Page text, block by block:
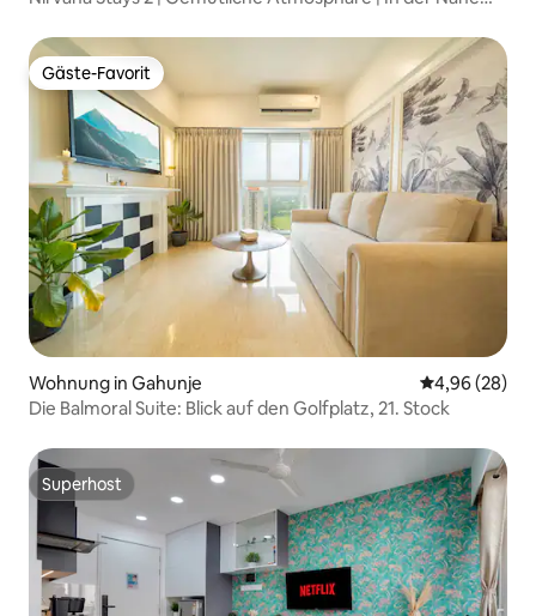
Gäste-Favorit
Gäste-Favorit
Wohnung in Gahunje
4,96 (28)
Die Balmoral Suite: Blick auf den Golfplatz, 21. Stock
Superhost
Superhost